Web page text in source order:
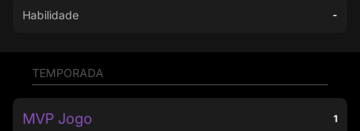
Habilidade -
TEMPORADA
MVP Jogo 1